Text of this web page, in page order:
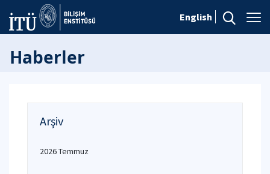
English
Haberler
Arşiv
2026 Temmuz